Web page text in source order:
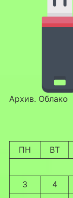
Архив. Облако
ПН ВТ
3
4